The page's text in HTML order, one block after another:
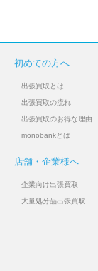
初めての方へ
出張買取とは
出張買取の流れ
出張買取のお得な理由
monobankとは
店舗・企業様へ
企業向け出張買取
大量処分品出張買取